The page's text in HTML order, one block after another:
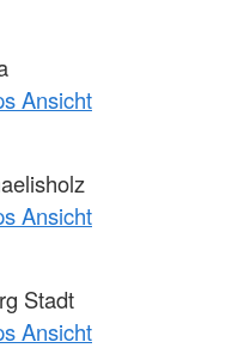
Ansicht
Ansicht
Stadt
Ansicht